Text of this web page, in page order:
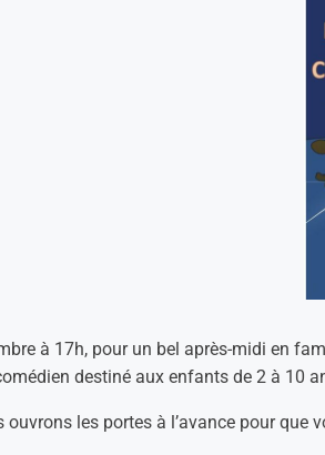
à 17h, pour un bel après-midi en
destiné aux enfants de 2 à 10
ouvrons les portes à l’avance pour que